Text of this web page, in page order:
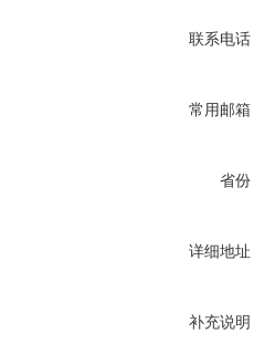
联系电话
常用邮箱
省份
详细地址
补充说明